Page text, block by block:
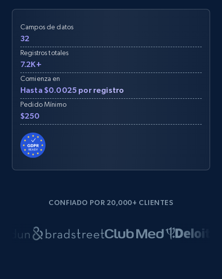
Campos de datos
32
Registros totales
7.2K+
Comienza en
Hasta $0.0025 por registro
Pedido Mínimo
$250
CONFIADO POR 20,000+ CLIENTES